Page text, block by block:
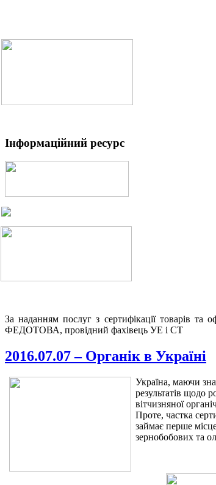
Інформаційний ресурс
За наданням послуг з сертифікації товарів
ФЕДОТОВА, провідний фахівець УЕ і СТ
2016.07.07 – Органік в Україні
Україна, маючи
результатів щодо
вітчизняної
Проте, частка
займає перше
зернобобових та